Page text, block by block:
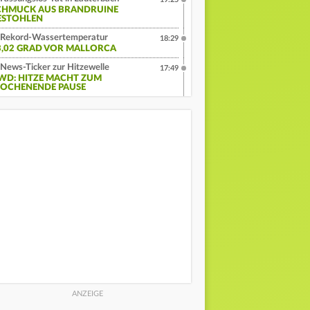
AUS BRANDRUINE
Rekord-Wassertemperatur
GRAD VOR MALLORCA
18:29
News-Ticker zur Hitzewelle
HITZE MACHT ZUM
PAUSE
17:49